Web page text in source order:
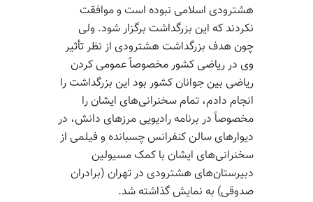
هشترودی اسلامی نبوده است و موافقت
نکردند که این بزرگداشت برگزار شود. ولی
چون هدف بزرگداشت هشترودی از نظر تأثیر
وی در ریاضی کشور مخصوصاً عمومی کردن
ریاضی بین جوانان کشور بود این بزرگداشت را
انجام دادم، تمام سخنرانی‌های ایشان را
مخصوصاً در برنامه رادیویی مرزهای دانش، در
دیوارهای سالن کنفرانس چسبانده و فیلمی از
سخنرانی‌های ایشان با کمک مسیولین
دبیرستان‌های هشترودی در تهران (برادران
صدوقی) به نمایش گذاشته شد.